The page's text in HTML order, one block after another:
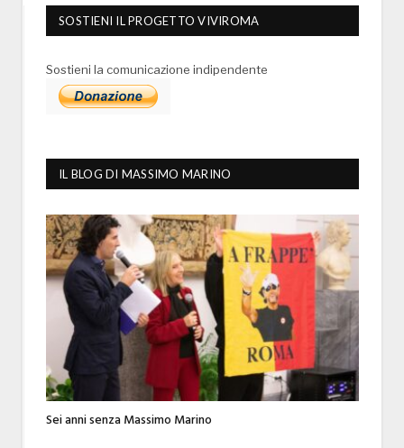
SOSTIENI IL PROGETTO VIVIROMA
Sostieni la comunicazione indipendente
IL BLOG DI MASSIMO MARINO
Sei anni senza Massimo Marino